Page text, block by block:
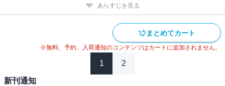
あらすじを見る
まとめてカート
※無料、予約、入荷通知のコンテンツはカートに追加されません。
1 2
新刊通知